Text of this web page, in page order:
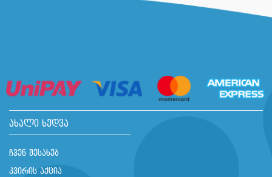
ახალი ხედვა
ჩვენ შესახებ
კვირის აქცია